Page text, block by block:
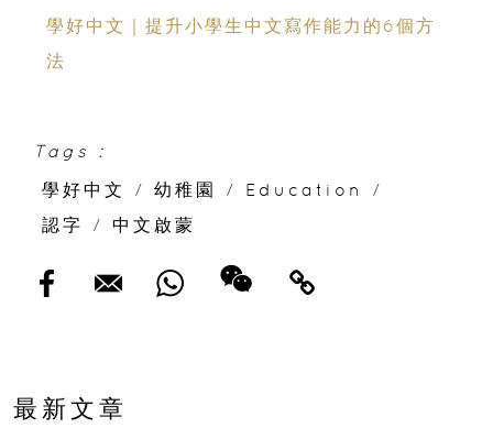
學好中文｜提升小學生中文寫作能力的6個方
法
Tags :
學好中文
/ 幼稚園 / Education
/
認字
/ 中文啟蒙
最新文章